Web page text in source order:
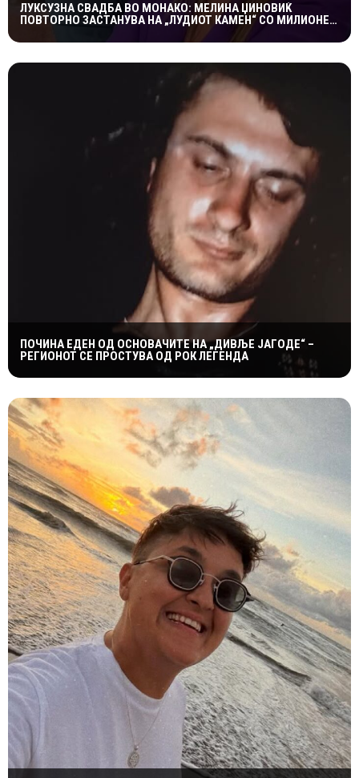
ЛУКСУЗНА СВАДБА ВО МОНАКО: МЕЛИНА ЏИНОВИЌ
ПОВТОРНО ЗАСТАНУВА НА „ЛУДИОТ КАМЕН“ СО МИЛИОНЕР
ПОЧИНА ЕДЕН ОД ОСНОВАЧИТЕ НА „ДИВЉЕ ЈАГОДЕ“ –
РЕГИОНОТ СЕ ПРОСТУВА ОД РОК ЛЕГЕНДА